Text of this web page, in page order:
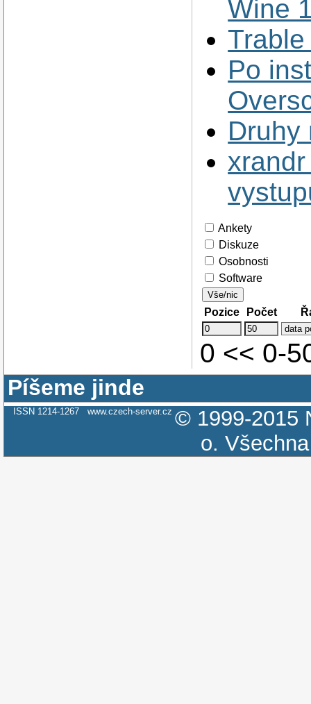
Wine
Po
Druhy
Ankety
Diskuze
Osobnosti
Software
Vše/nic
Pozice Počet
0 << 0-
Píšeme jinde
ISSN 1214-1267 www.czech-server.cz © 1999-2015
o.